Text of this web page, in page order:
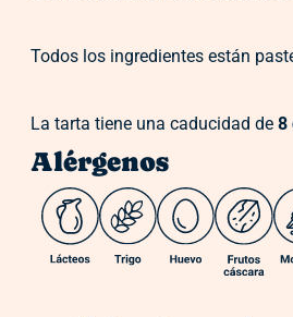
Todos los ingredientes están
La tarta tiene una caducidad de 8
Alérgenos